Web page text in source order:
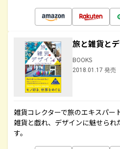
旅と雑貨と
BOOKS
2018.01.17 発売
雑貨コレクターで旅のエキスパー
雑貨と戯れ、デザインに魅せられ
す。